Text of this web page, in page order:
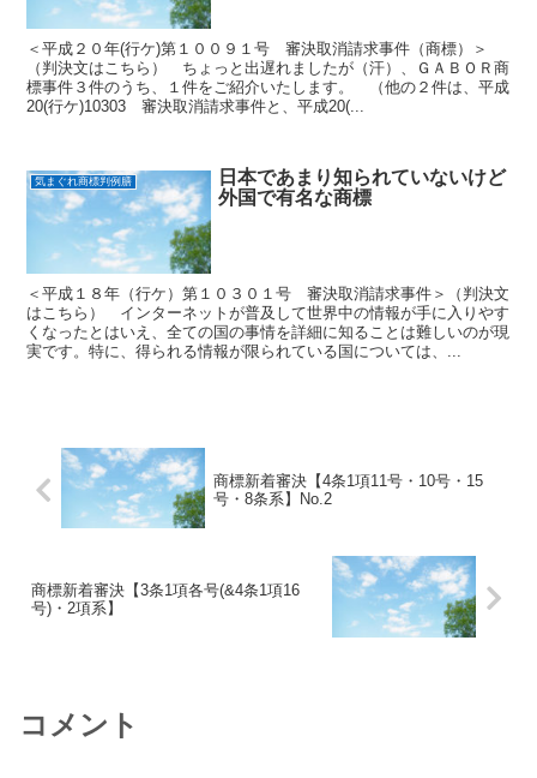
＜平成２０年(行ケ)第１００９１号 審決取消請求事件（商標）＞
（判決文はこちら） ちょっと出遅れましたが（汗）、ＧＡＢＯＲ商
標事件３件のうち、１件をご紹介いたします。 （他の２件は、平成
20(行ケ)10303 審決取消請求事件と、平成20(...
気まぐれ商標判例膳
日本であまり知られていないけど
外国で有名な商標
＜平成１８年（行ケ）第１０３０１号 審決取消請求事件＞（判決文
はこちら） インターネットが普及して世界中の情報が手に入りやす
くなったとはいえ、全ての国の事情を詳細に知ることは難しいのが現
実です。特に、得られる情報が限られている国については、...
商標新着審決【4条1項11号・10号・15
号・8条系】No.2
商標新着審決【3条1項各号(&4条1項16
号)・2項系】
コメント